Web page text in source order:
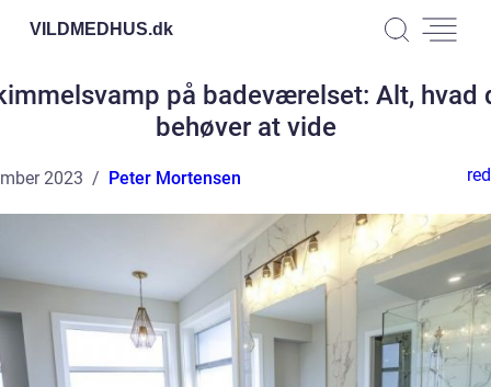
VILDMEDHUS.dk
på badeværelset: Alt, hvad
behøver at vide
2023 Peter Mortensen